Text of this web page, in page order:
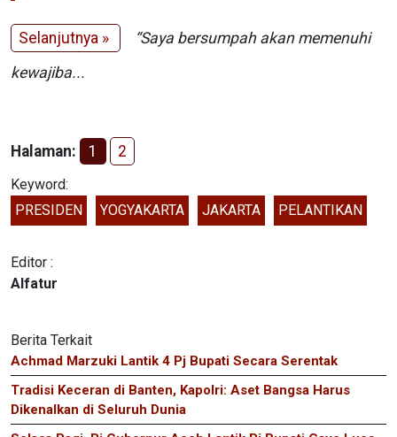
Selanjutnya »
“Saya bersumpah akan memenuhi
kewajiba...
Halaman: 1 2
Keyword:
PRESIDEN
YOGYAKARTA JAKARTA PELANTIKAN
Editor :
Alfatur
Berita Terkait
Achmad Marzuki Lantik 4 Pj Bupati Secara Serentak
Tradisi Keceran di Banten, Kapolri: Aset Bangsa Harus
Dikenalkan di Seluruh Dunia